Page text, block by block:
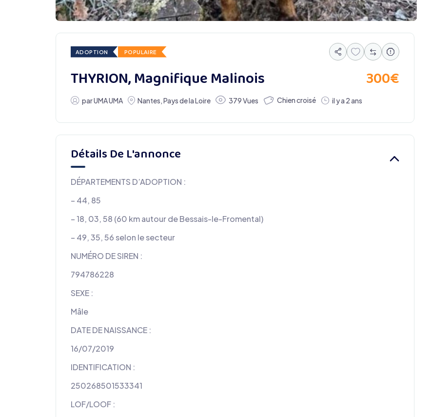
ADOPTION POPULAIRE
THYRION, Magnifique Malinois 300€
parUMA UMA Nantes,Pays de la Loire 379 Vues Chien croisé il y a 2 ans
Détails De L'annonce
DÉPARTEMENTS D’ADOPTION :
– 44, 85
– 18, 03, 58 (60 km autour de Bessais-le-Fromental)
– 49, 35, 56 selon le secteur
NUMÉRO DE SIREN :
794786228
SEXE :
Mâle
DATE DE NAISSANCE :
16/07/2019
IDENTIFICATION :
250268501533341
LOF/LOOF :